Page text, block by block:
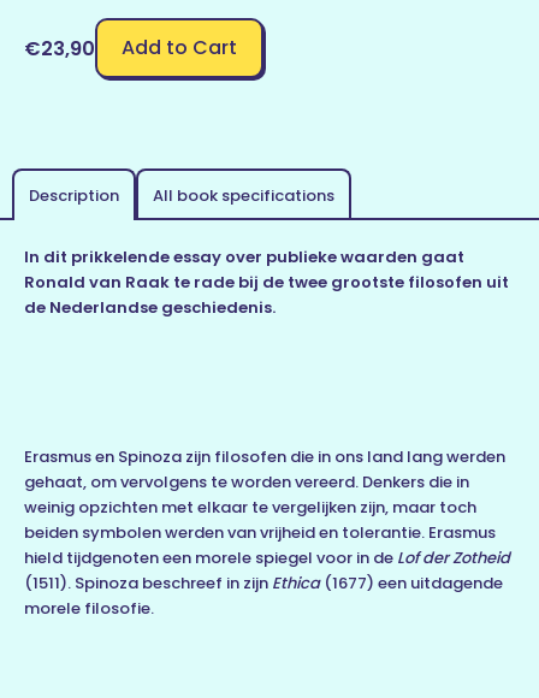
€23,90 Add to Cart
Description All book specifications
In dit prikkelende essay over publieke waarden gaat
Ronald van Raak te rade bij de twee grootste filosofen uit
de Nederlandse geschiedenis.
Erasmus en Spinoza zijn filosofen die in ons land lang werden
gehaat, om vervolgens te worden vereerd. Denkers die in
weinig opzichten met elkaar te vergelijken zijn, maar toch
beiden symbolen werden van vrijheid en tolerantie. Erasmus
hield tijdgenoten een morele spiegel voor in de Lof der Zotheid
(1511). Spinoza beschreef in zijn Ethica(1677) een uitdagende
morele filosofie.